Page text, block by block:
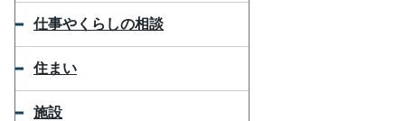
仕事やくらしの相談
住まい
施設